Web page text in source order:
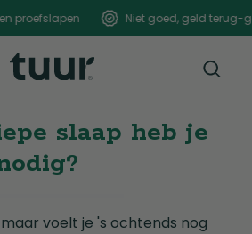
Niet goed, geld terug-garantie
slaap heb je
voelt je 's ochtends nog